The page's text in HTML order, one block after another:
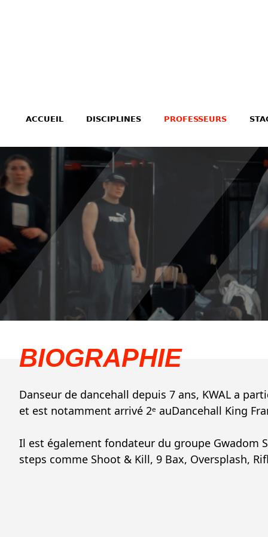
ACCUEIL DISCIPLINES PROFESSEURS
BIOGRAPHIE
Danseur de dancehall depuis 7 ans, KWAL a
et est notamment arrivé 2ᵉ auDancehall King
Il est également fondateur du groupe Gwadom
steps comme Shoot & Kill, 9 Bax, Oversplash,